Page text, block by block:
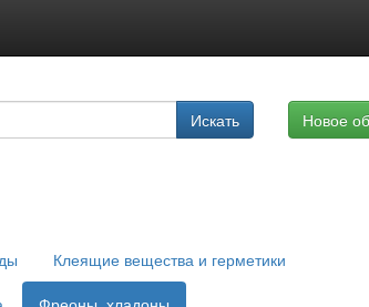
Искать Новое
Клеящие вещества и герметики